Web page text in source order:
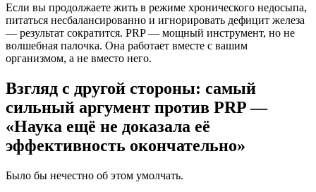
Если вы продолжаете жить в режиме хронического недосыпа,
питаться несбалансированно и игнорировать дефицит железа
— результат сократится. PRP — мощный инструмент, но не
волшебная палочка. Она работает вместе с вашим
организмом, а не вместо него.
Взгляд с другой стороны: самый
сильный аргумент против PRP —
«Наука ещё не доказала её
эффективность окончательно»
Было бы нечестно об этом умолчать.